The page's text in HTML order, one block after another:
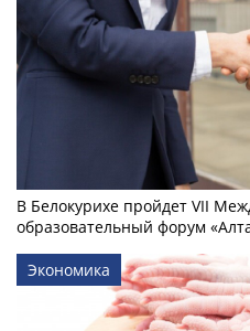
В Белокурихе пройдет VII
образовательный форум
Экономика